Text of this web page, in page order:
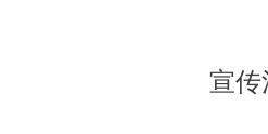
宣传